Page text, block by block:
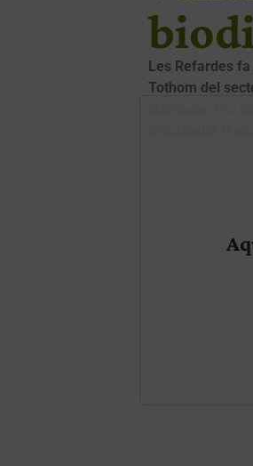
Les Refardes
Tothom del
cultivada. Per